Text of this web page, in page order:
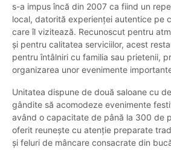
s-a impus încă din 2007 ca fiind un
local, datorită experienței autentice pe
care îl vizitează. Recunoscut pentru
și pentru calitatea serviciilor, acest
pentru întâlniri cu familia sau prietenii,
organizarea unor evenimente
Unitatea dispune de două saloane cu
gândite să acomodeze evenimente
având o capacitate de până la 300 de
oferit reunește cu atenție preparate
și feluri de mâncare consacrate din